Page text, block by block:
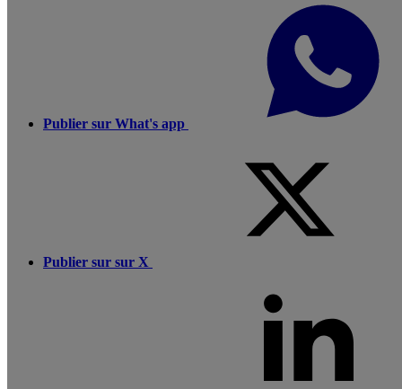
Publier sur What's app
Publier sur sur X